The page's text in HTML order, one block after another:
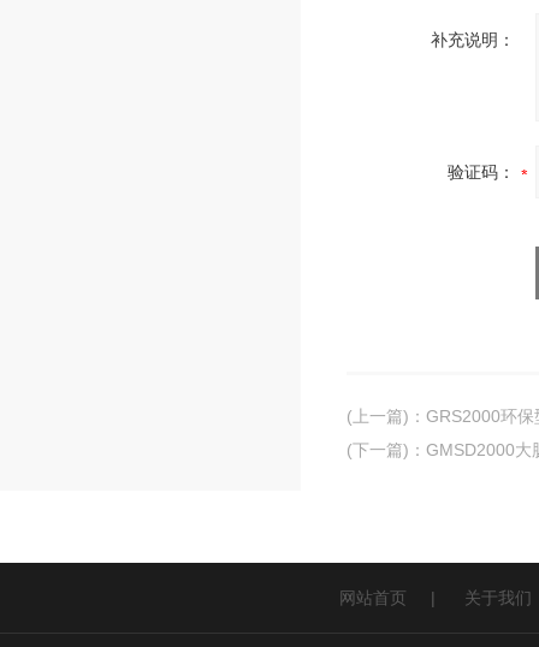
补充说明：
验证码：
(上一篇) ： GRS2000环
(下一篇) ： GMSD2000大
网站首页 | 关于我们